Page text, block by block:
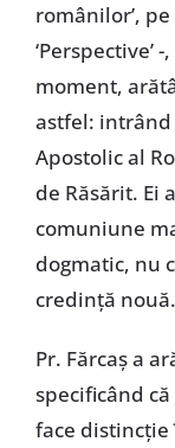
românilor’,
‘Perspective’
moment,
astfel: intrând
Apostolic al
de Răsărit. Ei
comuniune
dogmatic, nu
credință
Pr. Fărcaș a
specificând
face